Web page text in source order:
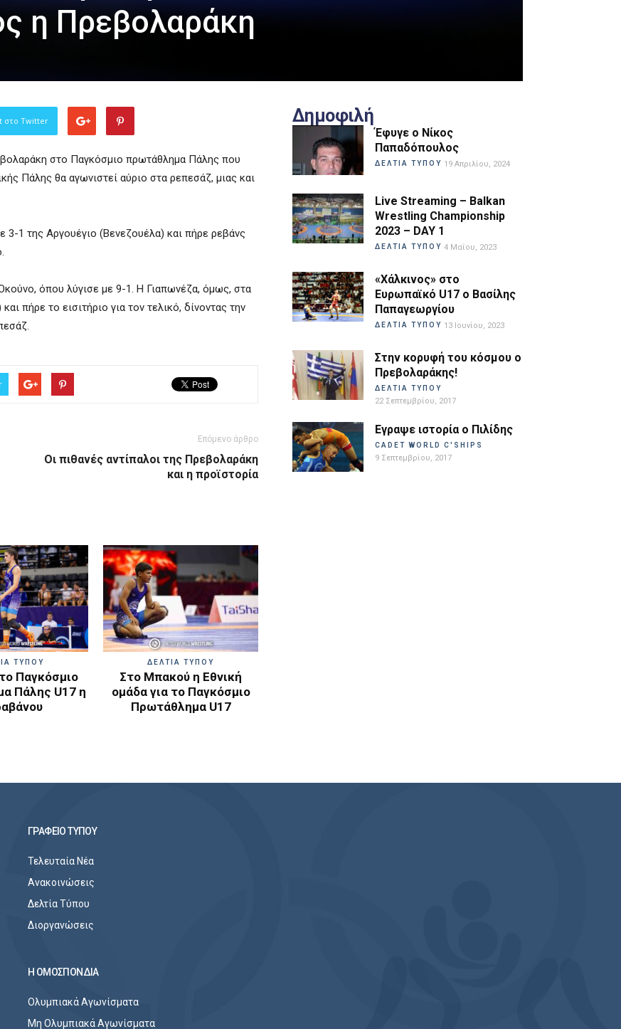
η Πρεβολαράκη
στο Twitter
στο Παγκόσμιο πρωτάθλημα Πάλης που
Πάλης θα αγωνιστεί αύριο στα ρεπεσάζ, μιας και
1 της Αργουέγιο (Βενεζουέλα) και πήρε ρεβάνς
όπου λύγισε με 9-1. Η Γιαπωνέζα, όμως, στα
πήρε το εισιτήριο για τον τελικό, δίνοντας την
Επόμενο άρθρο
Οι πιθανές αντίπαλοι της Πρεβολαράκη
και η προϊστορία
ΤΥΠΟΥ
Παγκόσμιο
Πάλης U17 η
ΔΕΛΤΙΑ ΤΥΠΟΥ
Στο Μπακού η Εθνική
ομάδα για το Παγκόσμιο
Πρωτάθλημα U17
Δημοφιλή
Έφυγε ο Νίκος
Παπαδόπουλος
ΔΕΛΤΙΑ ΤΥΠΟΥ 19 Απριλίου, 2024
Live Streaming – Balkan
Wrestling Championship
2023 – DAY 1
ΔΕΛΤΙΑ ΤΥΠΟΥ 4 Μαΐου, 2023
«Χάλκινος» στο
Ευρωπαϊκό U17 ο Βασίλης
Παπαγεωργίου
ΔΕΛΤΙΑ ΤΥΠΟΥ 13 Ιουνίου, 2023
Στην κορυφή του κόσμου ο
Πρεβολαράκης!
ΔΕΛΤΙΑ ΤΥΠΟΥ
22 Σεπτεμβρίου, 2017
Εγραψε ιστορία ο Πιλίδης
CADET WORLD C'SHIPS
9 Σεπτεμβρίου, 2017
ΓΡΑΦΕΙΟ ΤΥΠΟΥ
Τελευταία Νέα
Ανακοινώσεις
Δελτία Τύπου
Διοργανώσεις
Η ΟΜΟΣΠΟΝΔΙΑ
Ολυμπιακά Αγωνίσματα
Μη Ολυμπιακά Αγωνίσματα